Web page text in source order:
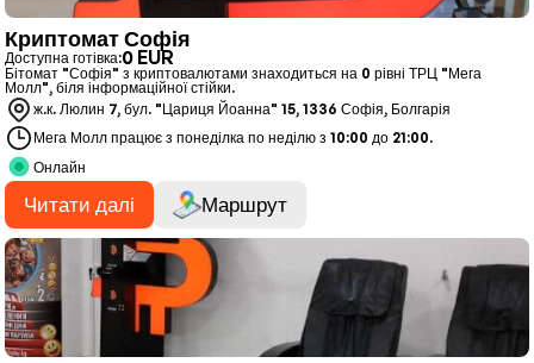
Криптомат Софія
Доступна готівка:0 EUR
Бітомат "Софія" з криптовалютами знаходиться на 0 рівні ТРЦ "Мега
Молл", біля інформаційної стійки.
ж.к. Люлин 7, бул. "Цариця Йоанна" 15, 1336 Софія, Болгарія
Мега Молл працює з понеділка по неділю з 10:00 до 21:00.
Онлайн
Читати далі Маршрут